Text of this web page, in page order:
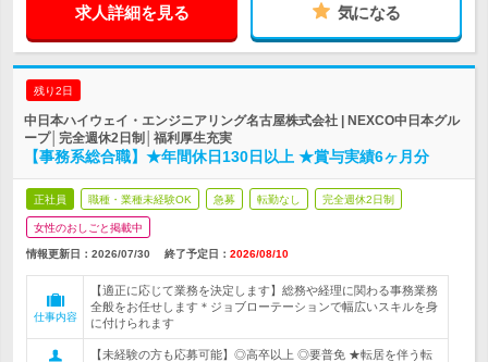
求人詳細を見る 気になる
残り2日
中日本ハイウェイ・エンジニアリング名古屋株式会社 | NEXCO中日本グル
ープ│完全週休2日制│福利厚生充実
【事務系総合職】★年間休日130日以上 ★賞与実績6ヶ月分
正社員 職種・業種未経験OK 急募 転勤なし 完全週休2日制
女性のおしごと掲載中
情報更新日：2026/07/30 終了予定日： 2026/08/10
仕事内容
【適正に応じて業務を決定します】総務や経理に関わる事務業務
全般をお任せします＊ジョブローテーションで幅広いスキルを身
に付けられます
【未経験の方も応募可能】◎高卒以上 ◎要普免 ★転居を伴う転